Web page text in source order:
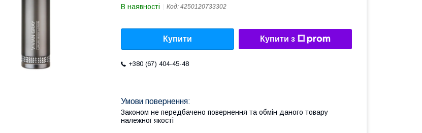
В наявності Код: 4250120733302
Купити Купити з
+380 (67) 404-45-48
Законом не передбачено повернення та обмін даного товару
належної якості